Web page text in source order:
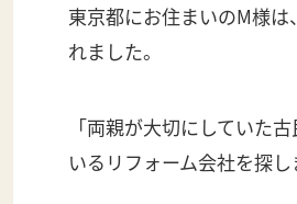
東京都にお住まいのM様
れました。
「両親が大切にしていた
いるリフォーム会社を探